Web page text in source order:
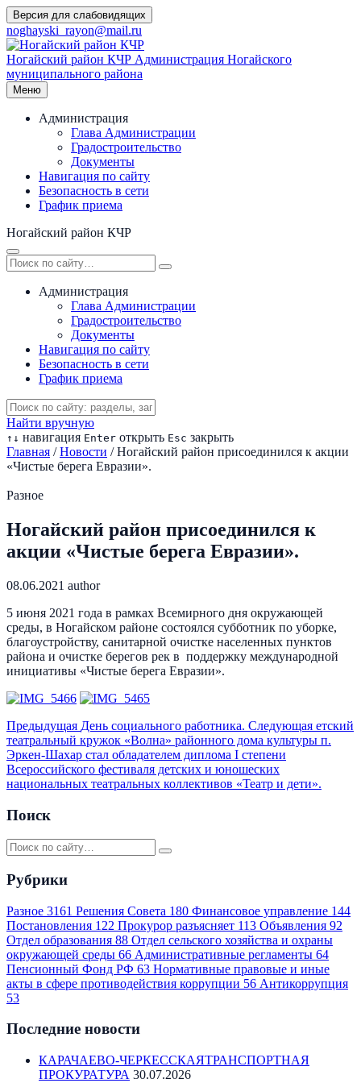
Перейти
к
содержимому
Версия для слабовидящих
noghayski_rayon@mail.ru
Ногайский район КЧР Администрация Ногайского
муниципального района
Меню
Администрация
Глава Администрации
Градостроительство
Документы
Навигация по сайту
Безопасность в сети
График приема
Ногайский район КЧР
Администрация
Глава Администрации
Градостроительство
Документы
Навигация по сайту
Безопасность в сети
График приема
Найти вручную
↑ ↓ навигация Enter открыть Esc закрыть
Главная / Новости / Ногайский район присоединился к акции
«Чистые берега Евразии».
Разное
Ногайский район присоединился к
акции «Чистые берега Евразии».
08.06.2021 author
5 июня 2021 года в рамках Всемирного дня окружающей
среды, в Ногайском районе состоялся субботник по уборке,
благоустройству, санитарной очистке населенных пунктов
района и очистке берегов рек в поддержку международной
инициативы «Чистые берега Евразии».
Предыдущая День социального работника. Следующая етский
театральный кружок «Волна» районного дома культуры п.
Эркен-Шахар стал обладателем диплома I степени
Всероссийского фестиваля детских и юношеских
национальных театральных коллективов «Театр и дети».
Поиск
Рубрики
Разное 3161 Решения Совета 180 Финансовое управление 144
Постановления 122 Прокурор разъясняет 113 Объявления 92
Отдел образования 88 Отдел сельского хозяйства и охраны
окружающей среды 66 Административные регламенты 64
Пенсионный Фонд РФ 63 Нормативные правовые и иные
акты в сфере противодействия коррупции 56 Антикоррупция
53
Последние новости
КАРАЧАЕВО-ЧЕРКЕССКАЯТРАНСПОРТНАЯ
ПРОКУРАТУРА 30.07.2026